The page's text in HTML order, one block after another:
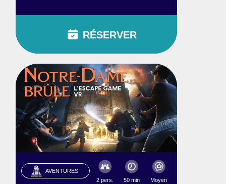
RÉSERVER
AVENTURES
2 pers.
50 min Moyen